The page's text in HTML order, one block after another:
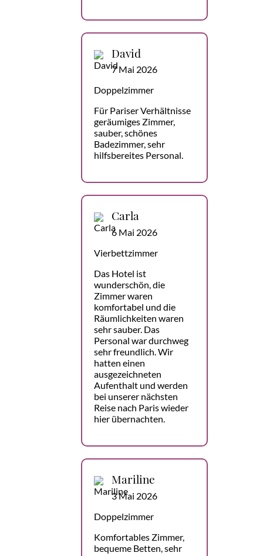
David
7 Mai 2026
Doppelzimmer
Für Pariser Verhältnisse
geräumiges Zimmer,
sauber, schönes
Badezimmer, sehr
hilfsbereites Personal.
Carla
6 Mai 2026
Vierbettzimmer
Das Hotel ist
wunderschön, die
Zimmer waren
komfortabel und die
Räumlichkeiten waren
sehr sauber. Das
Personal war durchweg
sehr freundlich. Wir
hatten einen
ausgezeichneten
Aufenthalt und werden
bei unserer nächsten
Reise nach Paris wieder
hier übernachten.
Mariline
3 Mai 2026
Doppelzimmer
Komfortables Zimmer,
bequeme Betten, sehr